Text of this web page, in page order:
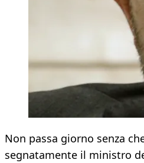
Non passa giorno senza
segnatamente il ministro